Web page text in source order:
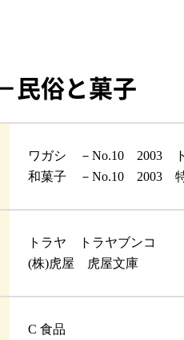
俗と菓子
ワガシ －No.10 2003 ト
和菓子 －No.10 2003 特
トラヤ トラヤブンコ
(株)虎屋 虎屋文庫
C 食品